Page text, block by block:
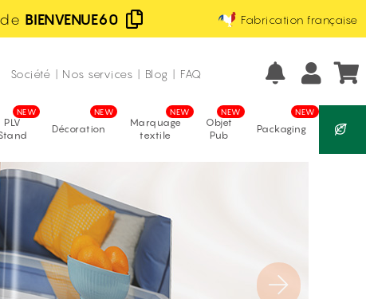
BIENVENUE60
Fabrication française
Prix les moins chers d'Europe
Excellent avis vérifiés
Société | Nos services | Blog | FAQ
PLV
Décoration
Marquage
textile
Objet
Pub
Packaging